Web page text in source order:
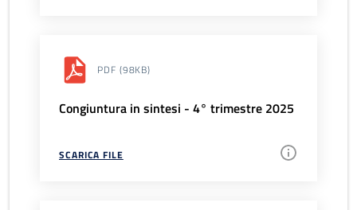
PDF (98KB)
Congiuntura in sintesi - 4° trimestre 2025
SCARICA FILE